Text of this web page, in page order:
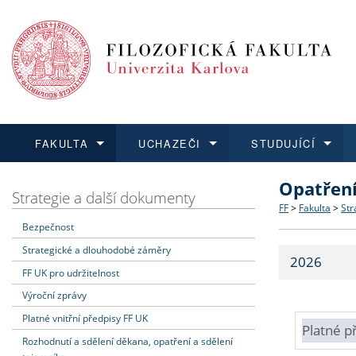
FAKULTA
Dozvědět se více
Struktura
Strategie
Fakultní
UCHAZEČI
Podat přihlášku
Co
Učitelské
STUDUJÍCÍ
Dozvědět se více
Dozvědět se více
O vědě a
Dozvědět se více
Aktuální
Strategie a další dokumenty
Bezpečnost
Strategické a dlouhodobé záměry
FF UK pro udržitelnost
Výroční zprávy
Platné vnitřní předpisy FF UK
Rozhodnutí a sdělení děkana, opatření a sdělení
FF > Fakulta >
2026
Platné